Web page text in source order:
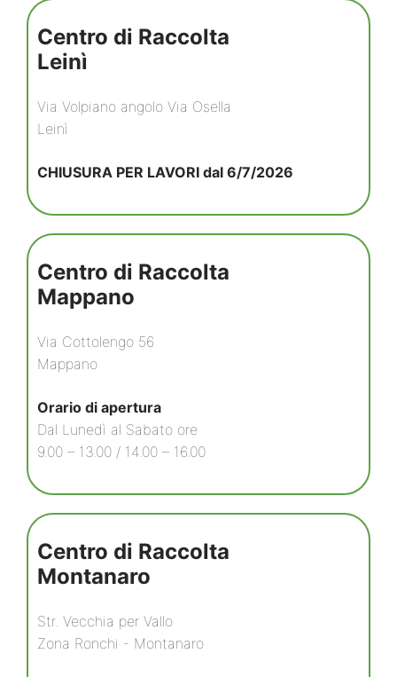
Centro di Raccolta
Leinì
Via Volpiano angolo Via Osella
Leinì
CHIUSURA PER LAVORI dal 6/7/2026
Centro di Raccolta
Mappano
Via Cottolengo 56
Mappano
Orario di apertura
Dal Lunedì al Sabato ore
9.00 – 13.00 / 14.00 – 16.00
Centro di Raccolta
Montanaro
Str. Vecchia per Vallo
Zona Ronchi - Montanaro